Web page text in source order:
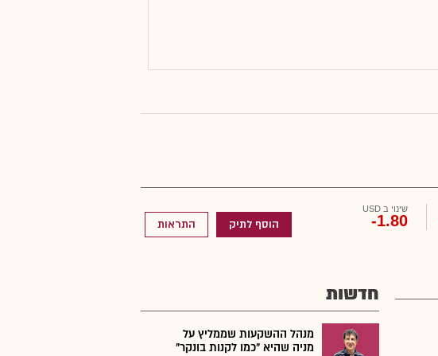
שינוי ב USD
-1.80 הוסף לתיק התראות
חדשות
מנהל ההשקעות שממליץ על
מניה שהיא "כמו לקנות בונקר"